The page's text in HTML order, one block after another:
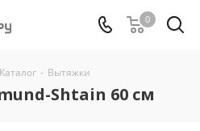
0
Каталог - Вытяжки
Shtain 60 см